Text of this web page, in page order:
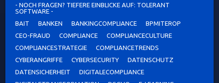
- NOCH FRAGEN? TIEFERE EINBLICKE AUF: TOLERANT
SOFTWARE -
BAIT
BANKEN BANKINGCOMPLIANCE
BPMITEROP
CEO-FRAUD
COMPLIANCE
COMPLIANCECULTURE
COMPLIANCESTRATEGIE
COMPLIANCETRENDS
CYBERANGRIFFE
CYBERSECURITY
DATENSCHUTZ
DATENSICHERHEIT
DIGITALECOMPLIANCE